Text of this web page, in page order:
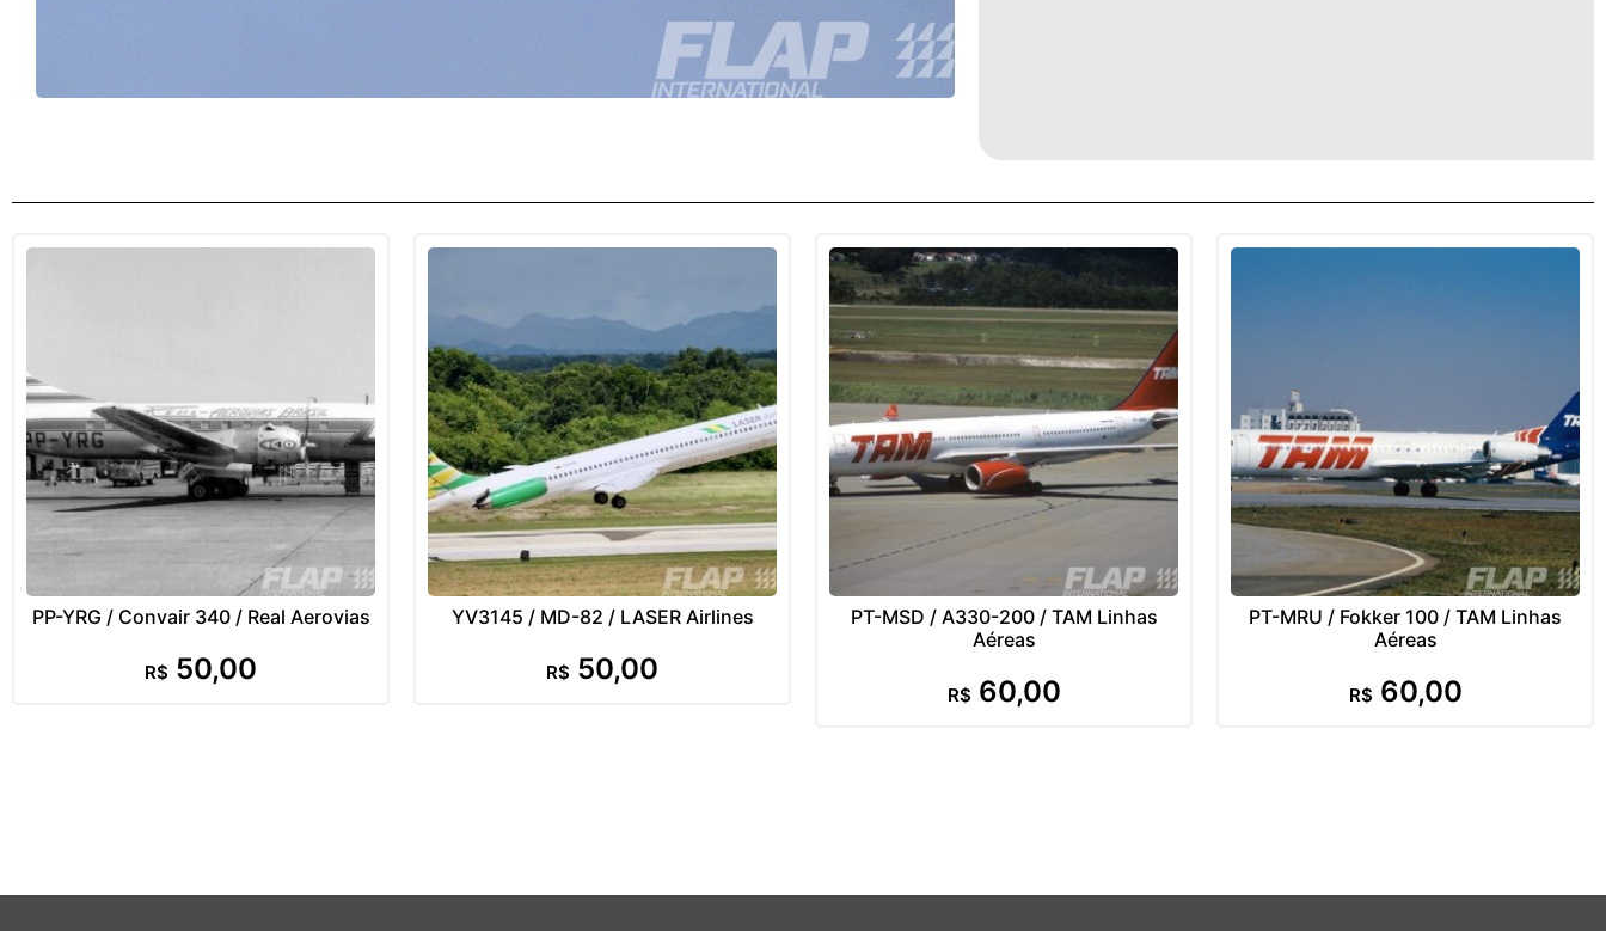
PP-YRG / Convair 340 / Real Aerovias
R$ 50,00
YV3145 / MD-82 / LASER Airlines
R$ 50,00
PT-MSD / A330-200 / TAM Linhas
Aéreas
R$ 60,00
PT-MRU / Fokker 100 / TAM Linhas
Aéreas
R$ 60,00